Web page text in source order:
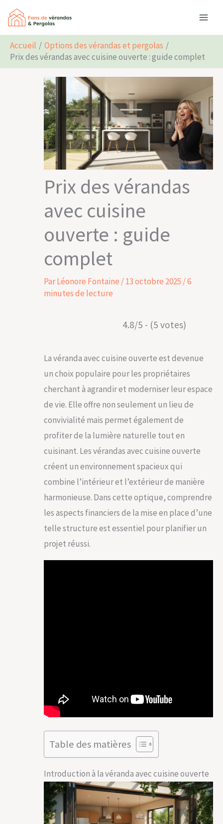
Aller
contenu
Accueil
Options des vérandas et pergolas
Prix des vérandas avec cuisine ouverte : guide complet
Prix des vérandas
avec cuisine
ouverte : guide
complet
ParLéonore Fontaine /13 octobre 2025 /6
minutes de lecture
4.8/5 - (5 votes)
La véranda avec cuisine ouverte est devenue
un choix populaire pour les propriétaires
cherchant à agrandir et moderniser leur espace
de vie. Elle offre non seulement un lieu de
convivialité mais permet également de
profiter de la lumière naturelle tout en
cuisinant. Les vérandas avec cuisine ouverte
créent un environnement spacieux qui
combine l’intérieur et l’extérieur de manière
harmonieuse. Dans cette optique, comprendre
les aspects financiers de la mise en place d’une
telle structure est essentiel pour planifier un
projet réussi.
Table des matières
Introduction à la véranda avec cuisine ouverte
Rechercher